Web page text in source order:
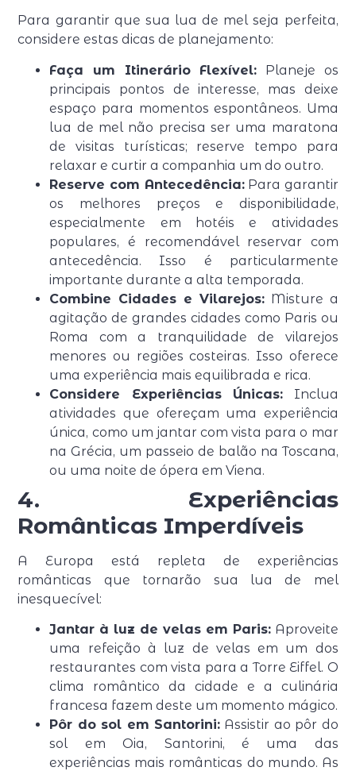
Para garantir que sua lua de mel seja perfeita,
considere estas dicas de planejamento:
Faça um Itinerário Flexível: Planeje os
principais pontos de interesse, mas deixe
espaço para momentos espontâneos. Uma
lua de mel não precisa ser uma maratona
de visitas turísticas; reserve tempo para
relaxar e curtir a companhia um do outro.
Reserve com Antecedência:Para garantir
os melhores preços e disponibilidade,
especialmente em hotéis e atividades
populares, é recomendável reservar com
antecedência. Isso é particularmente
importante durante a alta temporada.
Combine Cidades e Vilarejos:Misture a
agitação de grandes cidades como Paris ou
Roma com a tranquilidade de vilarejos
menores ou regiões costeiras. Isso oferece
uma experiência mais equilibrada e rica.
Considere Experiências Únicas: Inclua
atividades que ofereçam uma experiência
única, como um jantar com vista para o mar
na Grécia, um passeio de balão na Toscana,
ou uma noite de ópera em Viena.
4. Experiências
Românticas Imperdíveis
A Europa está repleta de experiências
românticas que tornarão sua lua de mel
inesquecível:
Jantar à luz de velas em Paris:Aproveite
uma refeição à luz de velas em um dos
restaurantes com vista para a Torre Eiffel. O
clima romântico da cidade e a culinária
francesa fazem deste um momento mágico.
Pôr do sol em Santorini: Assistir ao pôr do
sol em Oia, Santorini, é uma das
experiências mais românticas do mundo. As